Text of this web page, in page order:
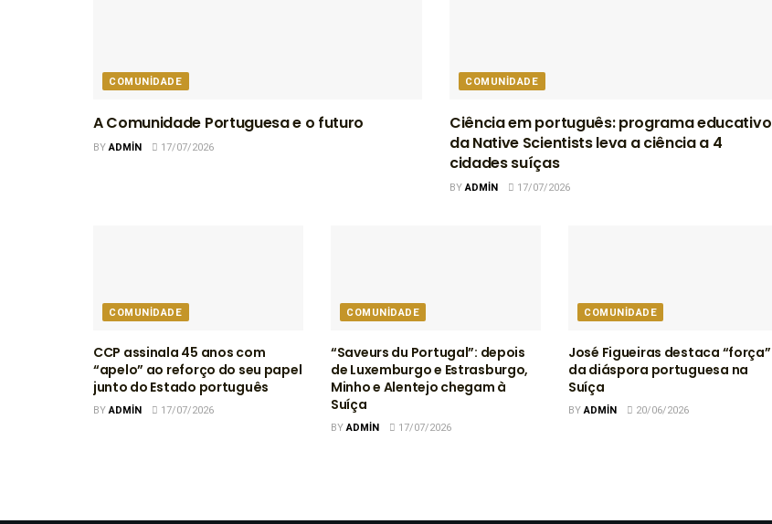
COMUNIDADE
A Comunidade Portuguesa e o futuro
BYADMIN 17/07/2026
COMUNIDADE
Ciência em português: programa educativo
da Native Scientists leva a ciência a 4
cidades suíças
BYADMIN 17/07/2026
COMUNIDADE
CCP assinala 45 anos com
“apelo” ao reforço do seu papel
junto do Estado português
BYADMIN 17/07/2026
COMUNIDADE
“Saveurs du Portugal”: depois
de Luxemburgo e Estrasburgo,
Minho e Alentejo chegam à
Suíça
BYADMIN 17/07/2026
COMUNIDADE
José Figueiras destaca “força”
da diáspora portuguesa na
Suíça
BYADMIN 20/06/2026